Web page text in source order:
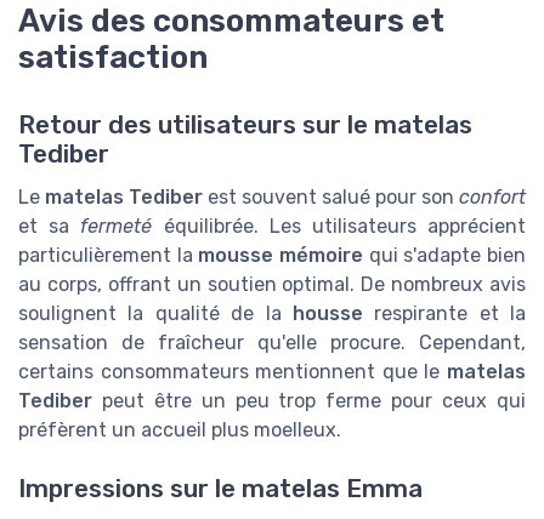
Avis des consommateurs et
satisfaction
Retour des utilisateurs sur le matelas
Tediber
Le matelas Tediber est souvent salué pour son confort
et sa fermeté équilibrée. Les utilisateurs apprécient
particulièrement la mousse mémoire qui s'adapte bien
au corps, offrant un soutien optimal. De nombreux avis
soulignent la qualité de la housse respirante et la
sensation de fraîcheur qu'elle procure. Cependant,
certains consommateurs mentionnent que le matelas
Tediber peut être un peu trop ferme pour ceux qui
préfèrent un accueil plus moelleux.
Impressions sur le matelas Emma